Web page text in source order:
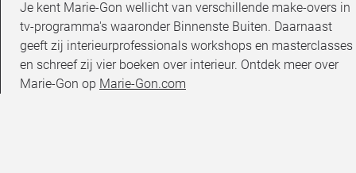
Je kent Marie-Gon wellicht van verschillende make-overs in
tv-programma's waaronder Binnenste Buiten. Daarnaast
geeft zij interieurprofessionals workshops en masterclasses
en schreef zij vier boeken over interieur. Ontdek meer over
Marie-Gon op Marie-Gon.com